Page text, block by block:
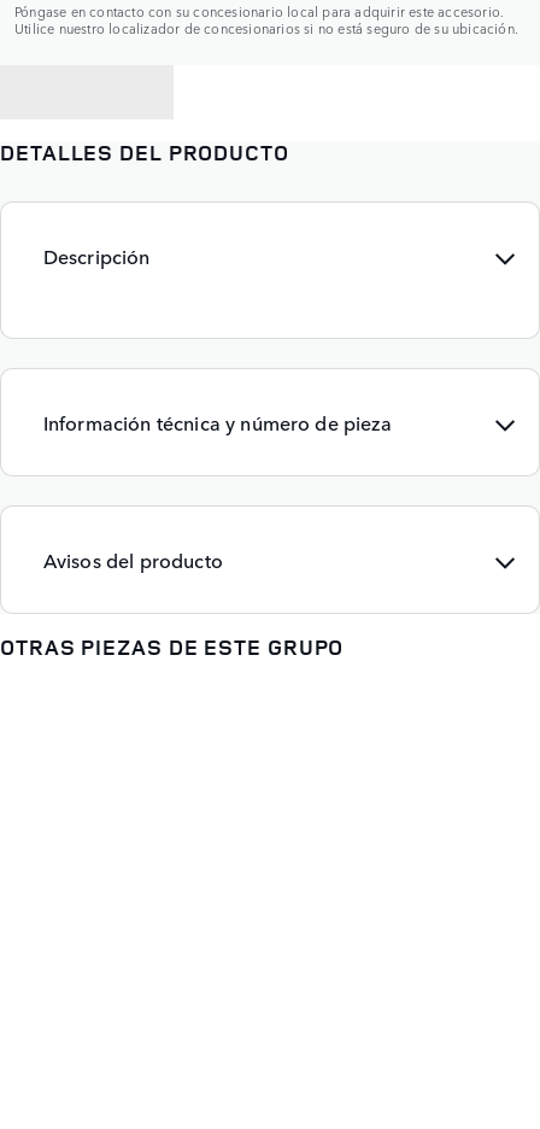
Póngase en contacto con su concesionario local para adquirir este accesorio.
Utilice nuestro localizador de concesionarios si no está seguro de su ubicación.
DETALLES DEL PRODUCTO
Descripción
Información técnica y número de pieza
Avisos del producto
OTRAS PIEZAS DE ESTE GRUPO